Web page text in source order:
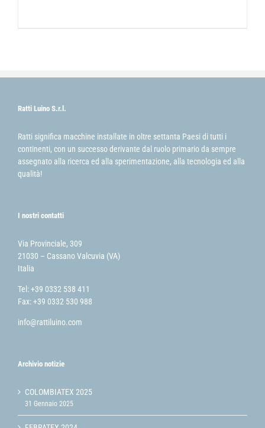
Ratti Luino S.r.l.
Ratti significa macchine installate in oltre settanta Paesi di tutti i
continenti, con un successo derivante dal ruolo primario da sempre
assegnato alla ricerca ed alla sperimentazione, alla tecnologia ed alla
qualità!
I nostri contatti
Via Provinciale, 309
21030 – Cassano Valcuvia (VA)
Italia
Tel: +39 0332 538 411
Fax: +39 0332 530 988
info@rattiluino.com
Archivio notizie
COLOMBIATEX 2025
31 Gennaio 2025